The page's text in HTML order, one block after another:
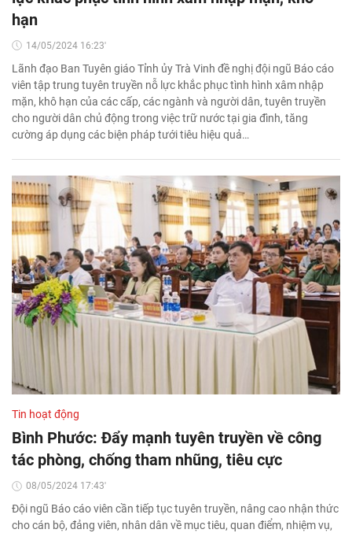
hạn
14/05/2024 16:23'
Lãnh đạo Ban Tuyên giáo Tỉnh ủy Trà Vinh đề nghị đội ngũ Báo cáo
viên tập trung tuyên truyền nỗ lực khắc phục tình hình xâm nhập
mặn, khô hạn của các cấp, các ngành và người dân, tuyên truyền
cho người dân chủ động trong việc trữ nước tại gia đình, tăng
cường áp dụng các biện pháp tưới tiêu hiệu quả…
Tin hoạt động
Bình Phước: Đẩy mạnh tuyên truyền về công
tác phòng, chống tham nhũng, tiêu cực
08/05/2024 17:43'
Đội ngũ Báo cáo viên cần tiếp tục tuyên truyền, nâng cao nhận thức
cho cán bộ, đảng viên, nhân dân về mục tiêu, quan điểm, nhiệm vụ,